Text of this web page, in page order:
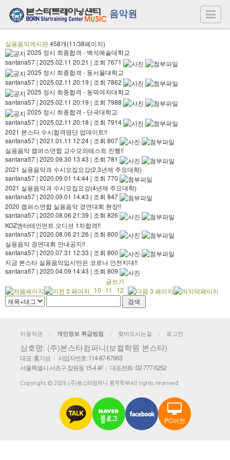
음악원
실용음악게시판458개(11/38페이지)
2025 정시 최종합격 - 백석예술대학교
santana57 | 2025.02.11 20:21 | 조회 7671
2025 정시 최종합격 - 동서울대학교
santana57 | 2025.02.11 20:19 | 조회 7862
2025 정시 최종합격 - 동덕여자대학교
santana57 | 2025.02.11 20:19 | 조회 7988
2025 정시 최종합격 - 단국대학교
santana57 | 2025.02.11 20:18 | 조회 7914
2021 본스타 수시합격명단 업데이트!!
santana57 | 2021.01.11 12:24 | 조회 807
실용음악 캠퍼스연합 교수모의테스트 진행!!
santana57 | 2020.09.30 13:43 | 조회 781
2021 실용음악과 수시모집요강(2,3년제 주요대학)
santana57 | 2020.09.01 14:44 | 조회 770
2021 실용음악과 수시모집요강(4년제 주요대학)
santana57 | 2020.09.01 14:43 | 조회 847
2020 캠퍼스연합 실용음악 경연대회 현장!!
santana57 | 2020.08.06 21:39 | 조회 826
KOZ엔터테인먼트 오디션 1차합격!!
santana57 | 2020.08.06 21:26 | 조회 800
실용음악 경연대회 안내공지!!
santana57 | 2020.07.31 12:33 | 조회 800
지금 본스타 실용음악입시반은 코로나 안전지대!!
santana57 | 2020.04.09 14:43 | 조회 809
글쓰기
10 11 12
이용약관 개인정보 취급방침 찾아오시는길 로그인
상호명: (주)본스타컴퍼니(보컬학원 본스타)
대표: 홍기성
사업자번호: 114-87-67963
서울특별시 서초구 잠원동 15-4 4F
대표전화 : 02-777-5252
Copyright © 2026 (주)본스타컴퍼니 음악학부All rights reserved.
PC버전